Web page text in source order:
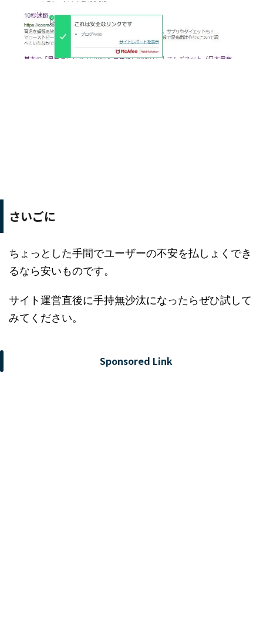
さいごに
ちょっとした手間でユーザーの不安を払しょくでき
るなら安いものです。
サイト運営直後に手持無沙汰になったらぜひ試して
みてください。
Sponsored Link